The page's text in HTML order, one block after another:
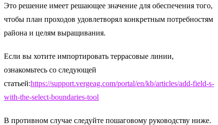
Это решение имеет решающее значение для обеспечения того,
чтобы план проходов удовлетворял конкретным потребностям
района и целям выращивания.
Если вы хотите импортировать террасовые линии,
ознакомьтесь со следующей
статьей:https://support.vergeag.com/portal/en/kb/articles/add-field-s-
with-the-select-boundaries-tool
В противном случае следуйте пошаговому руководству ниже.